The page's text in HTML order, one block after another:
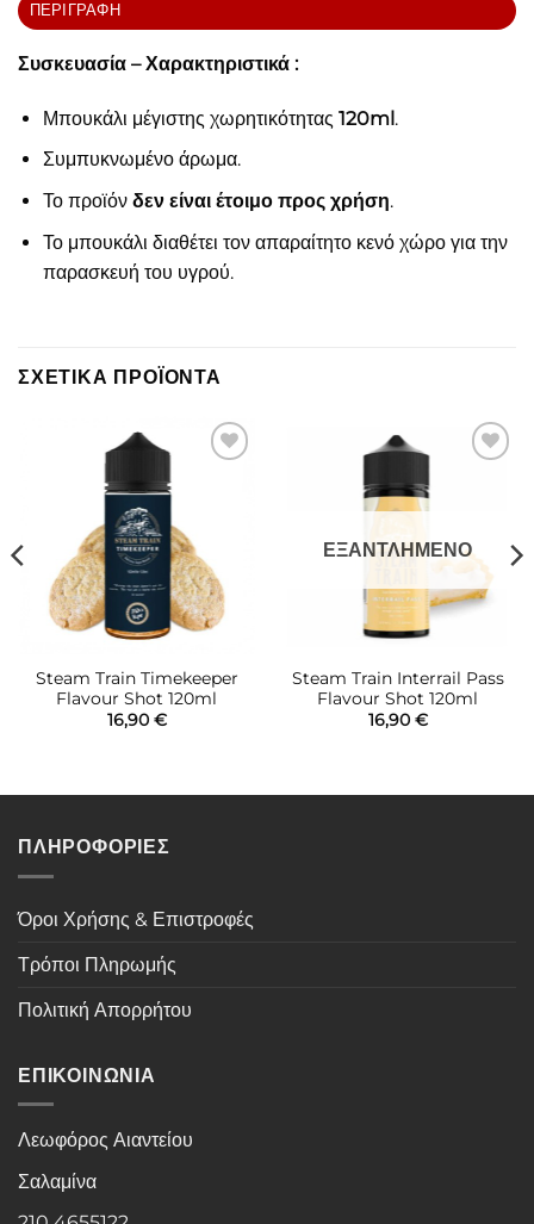
ΠΕΡΙΓΡΑΦΉ
Συσκευασία – Χαρακτηριστικά :
Μπουκάλι μέγιστης χωρητικότητας 120ml.
Συμπυκνωμένο άρωμα.
Το προϊόν δεν είναι έτοιμο προς χρήση.
Το μπουκάλι διαθέτει τον απαραίτητο κενό χώρο για την
παρασκευή του υγρού.
ΣΧΕΤΙΚΆ ΠΡΟΪΌΝΤΑ
Steam Train Timekeeper
Flavour Shot 120ml
16,90 €
ΕΞΑΝΤΛΗΜΈΝΟ
Steam Train Interrail Pass
Flavour Shot 120ml
16,90 €
ΠΛΗΡΟΦΟΡΙΕΣ
Όροι Χρήσης & Επιστροφές
Τρόποι Πληρωμής
Πολιτική Απορρήτου
ΕΠΙΚΟΙΝΩΝΙΑ
Λεωφόρος Αιαντείου
Σαλαμίνα